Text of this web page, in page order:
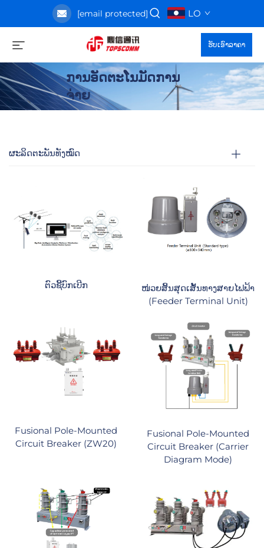
[email protected] LO
ຮັບເອົາລາຄາ
ການອັດຕະໂນມັດການ
ຈ່າຍ
ຜະລິດຕະພັນທັງໝົດ
ຕົວຊີ້ບົກເບີກ
ໜ່ວຍສິ້ນສຸດເສັ້ນທາງສາຍໄຟຟ້າ
(Feeder Terminal Unit)
Fusional Pole-Mounted
Circuit Breaker (ZW20)
Fusional Pole-Mounted
Circuit Breaker (Carrier
Diagram Mode)